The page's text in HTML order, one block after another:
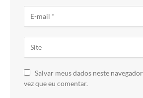
Salvar meus dados neste
vez que eu comentar.